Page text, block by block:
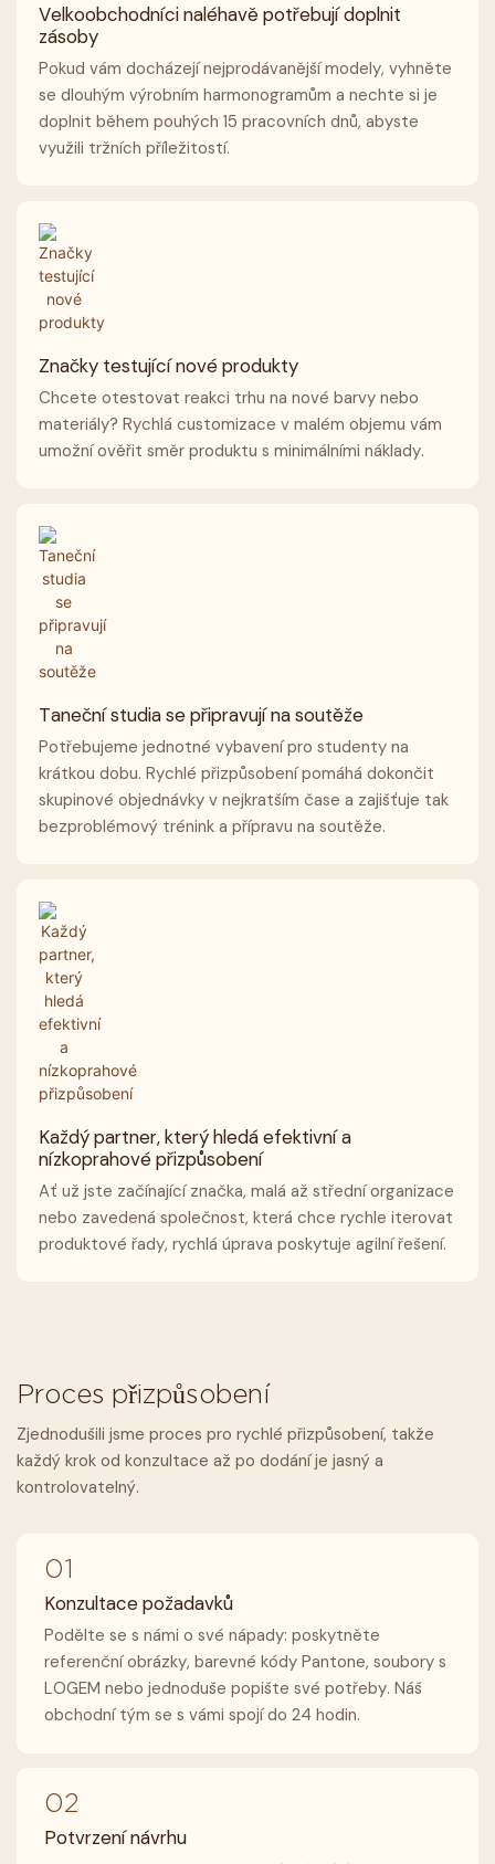
Velkoobchodníci naléhavě potřebují doplnit
zásoby
Pokud vám docházejí nejprodávanější modely, vyhněte
se dlouhým výrobním harmonogramům a nechte si je
doplnit během pouhých 15 pracovních dnů, abyste
využili tržních příležitostí.
Značky testující nové produkty
Chcete otestovat reakci trhu na nové barvy nebo
materiály? Rychlá customizace v malém objemu vám
umožní ověřit směr produktu s minimálními náklady.
Taneční studia se připravují na soutěže
Potřebujeme jednotné vybavení pro studenty na
krátkou dobu. Rychlé přizpůsobení pomáhá dokončit
skupinové objednávky v nejkratším čase a zajišťuje tak
bezproblémový trénink a přípravu na soutěže.
Každý partner, který hledá efektivní a
nízkoprahové přizpůsobení
Ať už jste začínající značka, malá až střední organizace
nebo zavedená společnost, která chce rychle iterovat
produktové řady, rychlá úprava poskytuje agilní řešení.
Proces přizpůsobení
Zjednodušili jsme proces pro rychlé přizpůsobení, takže
každý krok od konzultace až po dodání je jasný a
kontrolovatelný.
01
Konzultace požadavků
Podělte se s námi o své nápady: poskytněte
referenční obrázky, barevné kódy Pantone, soubory s
LOGEM nebo jednoduše popište své potřeby. Náš
obchodní tým se s vámi spojí do 24 hodin.
02
Potvrzení návrhu